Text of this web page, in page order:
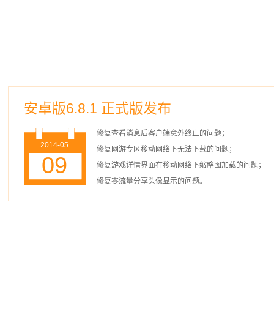
安卓版6.8.1 正式版发布
2014-05
09
修复查看消息后客户端意外终止的问题；
修复网游专区移动网络下无法下载的问题；
修复游戏详情界面在移动网络下缩略图加载的问题；
修复零流量分享头像显示的问题。